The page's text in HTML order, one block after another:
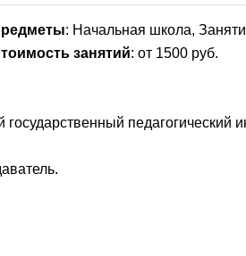
: Начальная школа,
занятий: от 1500 руб.
государственный педагогический